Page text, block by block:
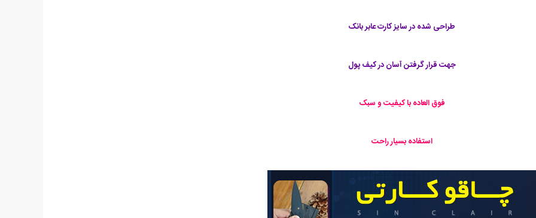
طراحی شده در سایز کارت عابر بانک
جهت قرار گرفتن آسان در کیف پول
فوق العاده با کیفیت و سبک
استفاده بسیار راحت